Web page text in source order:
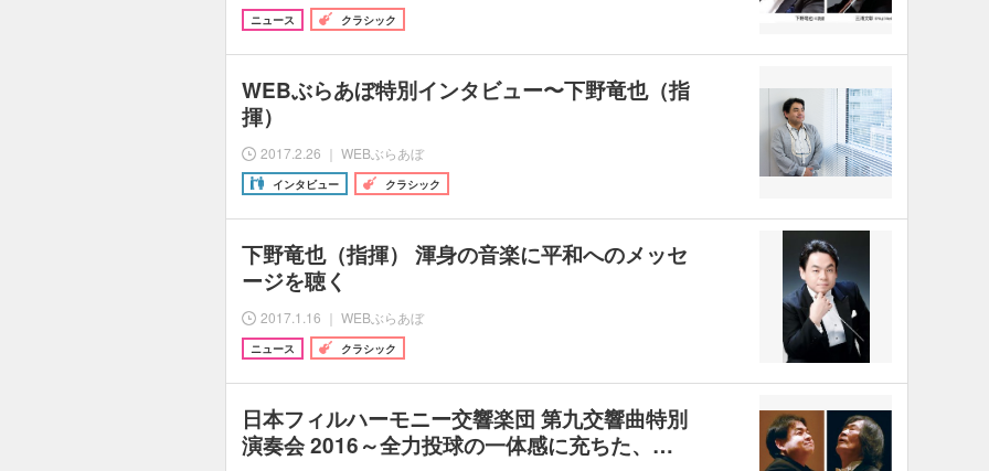
ニュース クラシック
WEBぶらあぼ特別インタビュー〜下野竜也（指
揮）
2017.2.26 ｜ WEBぶらあぼ
インタビュー クラシック
下野竜也（指揮） 渾身の音楽に平和へのメッセ
ージを聴く
2017.1.16 ｜ WEBぶらあぼ
ニュース クラシック
日本フィルハーモニー交響楽団 第九交響曲特別
演奏会 2016～全力投球の一体感に充ちた、…